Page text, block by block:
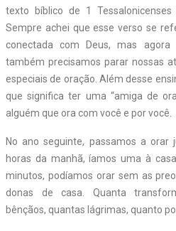
texto bíblico de 1 Tessalonicenses
Sempre achei que esse verso se
conectada com Deus, mas agora
também precisamos parar nossas
especiais de oração. Além desse
que significa ter uma “amiga de
alguém que ora com você e por você.
No ano seguinte, passamos a orar
horas da manhã, íamos uma à
minutos, podíamos orar sem as
donas de casa. Quanta
bênçãos, quantas lágrimas, quanto